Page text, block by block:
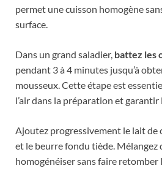
permet une cuisson homogène
surface.
Dans un grand saladier, battez les
pendant 3 à 4 minutes jusqu’à
mousseux. Cette étape est
l’air dans la préparation et garantir
Ajoutez progressivement le lait de
et le beurre fondu tiède.
homogénéiser sans faire retomber